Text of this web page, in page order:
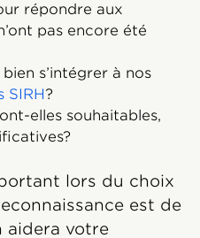
répondre aux
pas encore été
s’intégrer à nos
SIRH?
elles souhaitables,
lors du choix
est de
aidera votre